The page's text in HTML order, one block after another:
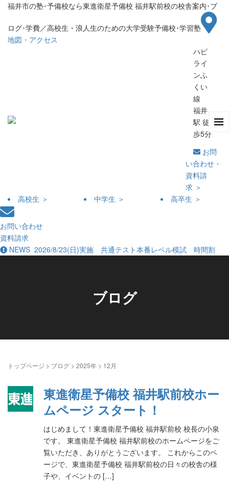
福井市の塾･予備校なら東進衛星予備校 福井駅前校の校舎案内･ブ
ログ･学費／高校生・浪人生のための大学受験予備校･学習塾
地図・アクセス
ハピ
ライ
ンふ
くい
線
福井
駅 徒
歩5分
お問
い合わせ・
資料請
求 ＞
高校生 ＞
中学生 ＞ 高卒生 ＞
お問い合わせ
資料請求
NEWS 2026/8/23(日)実施 共通テスト本番レベル模試 時間割
ブログ
トップページ > ブログ > 2025年 > 12月
東進衛星予備校 福井駅前校ホー
ムページ スタート！
はじめまして！東進衛星予備校 福井駅前校 校長の小泉
です。 東進衛星予備校 福井駅前校のホームページをご
覧いただき、ありがとうございます。 これからこのペ
ージで、東進衛星予備校 福井駅前校の日々の校舎の様
子や、イベントの […]